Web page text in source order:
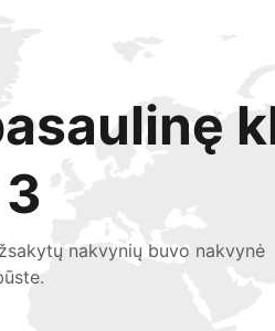
nakvynių buvo nakvynė